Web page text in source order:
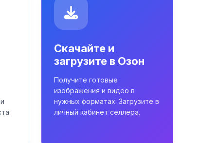
Скачайте и
загрузите в Озон
Получите готовые
изображения и видео в
нужных форматах. Загрузите в
личный кабинет селлера.